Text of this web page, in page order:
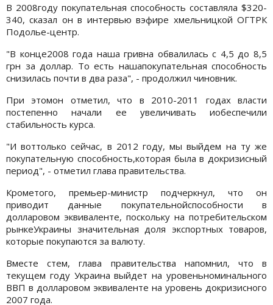
В 2008году покупательная способность составляла $320-
340, сказал он в интервью вэфире хмельницкой ОГТРК
Подолье-центр.
"В конце2008 года наша гривна обвалилась с 4,5 до 8,5
грн за доллар. То есть нашапокупательная способность
снизилась почти в два раза", - продолжил чиновник.
При этомон отметил, что в 2010-2011 годах власти
постепенно начали ее увеличивать иобеспечили
стабильность курса.
"И воттолько сейчас, в 2012 году, мы выйдем на ту же
покупательную способность,которая была в докризисный
период", - отметил глава правительства.
Крометого, премьер-министр подчеркнул, что он
приводит данные покупательнойспособности в
долларовом эквиваленте, поскольку на потребительском
рынкеУкраины значительная доля экспортных товаров,
которые покупаются за валюту.
Вместе стем, глава правительства напомнил, что в
текущем году Украина выйдет на уровеньноминального
ВВП в долларовом эквиваленте на уровень докризисного
2007 года.